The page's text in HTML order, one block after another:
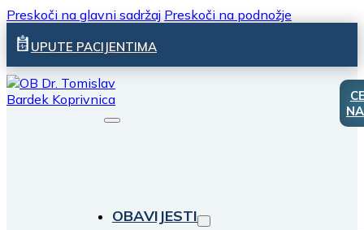
Preskoči na glavni sadržaj Preskoči na podnožje
UPUTE PACIJENTIMA
OBAVIJESTI